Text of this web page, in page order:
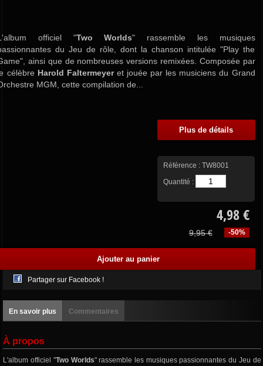
officiel "Two Worlds" rassemble les musiques
du Jeu de rôle, dont la chanson intitulée "Play the
ainsi que de nombreuses versions remixées. Composée par
célèbre Harold Faltermeyeret jouée par les musiciens du Grand
MGM, cette compilation de...
Plus de détails
Référence : TW8001
Quantité :
4,98 €
-50%
9,95 €
Partager sur Facebook !
En savoir plus Commentaires
À propos
L'album officiel "Two Worlds" rassemble les musiques passionnantes du Jeu de